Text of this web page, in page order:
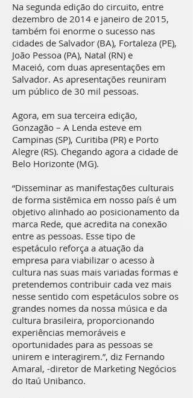
Na segunda edição do circuito, entre
dezembro de 2014 e janeiro de 2015,
também foi enorme o sucesso nas
cidades de Salvador (BA), Fortaleza (PE),
João Pessoa (PA), Natal (RN) e
Maceió, com duas apresentações em
Salvador. As apresentações reuniram
um público de 30 mil pessoas.
Agora, em sua terceira edição,
Gonzagão – A Lenda esteve em
Campinas (SP), Curitiba (PR) e Porto
Alegre (RS). Chegando agora a cidade de
Belo Horizonte (MG).
“Disseminar as manifestações culturais
de forma sistêmica em nosso país é um
objetivo alinhado ao posicionamento da
marca Rede, que acredita na conexão
entre as pessoas. Esse tipo de
espetáculo reforça a atuação da
empresa para viabilizar o acesso à
cultura nas suas mais variadas formas e
pretendemos contribuir cada vez mais
nesse sentido com espetáculos sobre os
grandes nomes da nossa música e da
cultura brasileira, proporcionando
experiências memoráveis e
oportunidades para as pessoas se
unirem e interagirem.”, diz Fernando
Amaral, -diretor de Marketing Negócios
do Itaú Unibanco.